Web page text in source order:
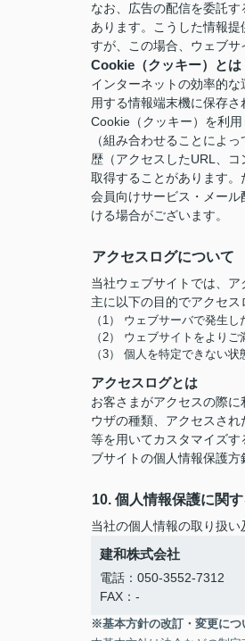
なお、広告の配信を委託
あります。こうした情報
すが、この場合、ウェブサ
Cookie（クッキー）とは
インターネットの効率的
用する情報端末機に保存さ
Cookie（クッキー）を利
（組み合わせることによ
歴（アクセスしたURL、
取得することがあります。
会員向けサービス・メー
ける場合がございます。
アクセスログについて
当社ウェブサイトでは、
主に以下の目的でアクセス
（1） ウェブサーバで発生
（2） ウェブサイトをより
（3） 個人を特定できない
アクセスログとは
お客さまがアクセスの際
ウザの種類、アクセスさ
等を用いてカスタマイズ
ブサイトの個人情報保護方
10. 個人情報保護に関
当社の個人情報の取り扱い
建和株式会社
電話：050-3552-7312
FAX：-
※基本方針の改訂・変更に